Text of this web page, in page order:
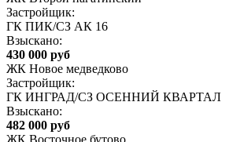
Застройщик:
ГК ПИК/СЗ АК 16
Взыскано:
430 000 руб
ЖК Новое медведково
Застройщик:
ГК ИНГРАД/СЗ ОСЕННИЙ КВАРТАЛ
Взыскано:
482 000 руб
ЖК Восточное бутово